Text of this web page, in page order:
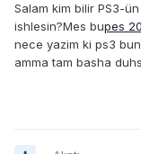
Salam kim bilir PS3-
ishlesin?Mes bupes
nece yazim ki ps3
amma tam basha